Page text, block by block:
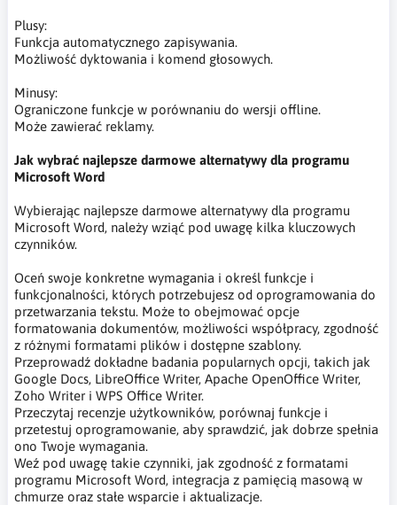
Plusy:
Funkcja automatycznego zapisywania.
Możliwość dyktowania i komend głosowych.
Minusy:
Ograniczone funkcje w porównaniu do wersji offline.
Może zawierać reklamy.
Jak wybrać najlepsze darmowe alternatywy dla programu
Microsoft Word
Wybierając najlepsze darmowe alternatywy dla programu
Microsoft Word, należy wziąć pod uwagę kilka kluczowych
czynników.
Oceń swoje konkretne wymagania i określ funkcje i
funkcjonalności, których potrzebujesz od oprogramowania do
przetwarzania tekstu. Może to obejmować opcje
formatowania dokumentów, możliwości współpracy, zgodność
z różnymi formatami plików i dostępne szablony.
Przeprowadź dokładne badania popularnych opcji, takich jak
Google Docs, LibreOffice Writer, Apache OpenOffice Writer,
Zoho Writer i WPS Office Writer.
Przeczytaj recenzje użytkowników, porównaj funkcje i
przetestuj oprogramowanie, aby sprawdzić, jak dobrze spełnia
ono Twoje wymagania.
Weź pod uwagę takie czynniki, jak zgodność z formatami
programu Microsoft Word, integracja z pamięcią masową w
chmurze oraz stałe wsparcie i aktualizacje.